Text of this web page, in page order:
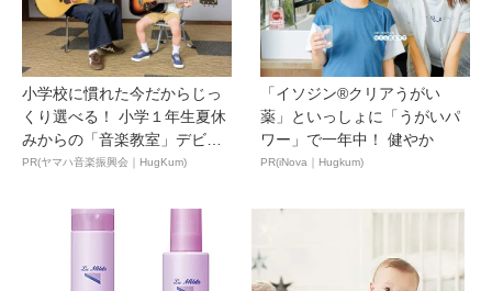
小学校に慣れた今だからじっ
くり選べる！ 小学１年生夏休
みからの「音楽教室」デビ
ュ...
PR(ヤマハ音楽振興会｜HugKum)
「イソジン®クリアうがい
薬」といっしょに「うがいパ
ワー」で一年中！ 健やか
PR(iNova｜Hugkum)